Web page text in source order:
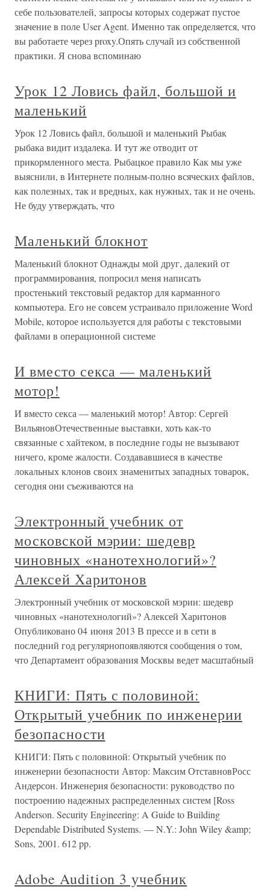
себе пользователей, запросы которых содержат пустое
значение в поле User Agent. Именно так определяется, что
вы работаете через proxy.Опять случай из собственной
практики. Я снова вспоминаю
Урок 12 Ловись файл, большой и
маленький
Урок 12 Ловись файл, большой и маленький Рыбак
рыбака видит издалека. И тут же отводит от
прикормленного места. Рыбацкое правило Как мы уже
выяснили, в Интернете полным-полно всяческих файлов,
как полезных, так и вредных, как нужных, так и не очень.
Не буду утверждать, что
Маленький блокнот
Маленький блокнот Однажды мой друг, далекий от
программирования, попросил меня написать
простенький текстовый редактор для карманного
компьютера. Его не совсем устраивало приложение Word
Mobile, которое используется для работы с текстовыми
файлами в операционной системе
И вместо секса — маленький
мотор!
И вместо секса — маленький мотор! Автор: Сергей
ВильяновОтечественные выставки, хоть как-то
связанные с хайтеком, в последние годы не вызывают
ничего, кроме жалости. Создававшиеся в качестве
локальных клонов своих знаменитых западных товарок,
сегодня они съеживаются на
Электронный учебник от
московской мэрии: шедевр
чиновных «нанотехнологий»?
Алексей Харитонов
Электронный учебник от московской мэрии: шедевр
чиновных «нанотехнологий»? Алексей Харитонов
Опубликовано 04 июня 2013 В прессе и в сети в
последний год регулярнопоявляются сообщения о том,
что Департамент образования Москвы ведет масштабный
КНИГИ: Пять с половиной:
Открытый учебник по инженерии
безопасности
КНИГИ: Пять с половиной: Открытый учебник по
инженерии безопасности Автор: Максим ОтставновРосс
Андерсон. Инженерия безопасности: руководство по
построению надежных распределенных систем [Ross
Anderson. Security Engineering: A Guide to Building
Dependable Distributed Systems. — N.Y.: John Wiley &amp;
Sons, 2001. 612 pp.
Adobe Audition 3 учебник